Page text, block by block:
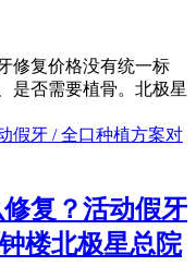
修复价格没有统一标
是否需要植骨。北极星
复？活动假牙
楼北极星总院